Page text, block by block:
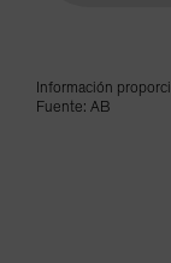
Información
Fuente: AB